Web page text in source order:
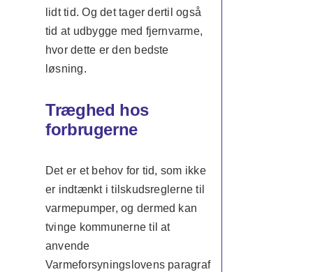
lidt tid. Og det tager dertil også
tid at udbygge med fjernvarme,
hvor dette er den bedste
løsning.
Træghed hos
forbrugerne
Det er et behov for tid, som ikke
er indtænkt i tilskudsreglerne til
varmepumper, og dermed kan
tvinge kommunerne til at
anvende
Varmeforsyningslovens paragraf